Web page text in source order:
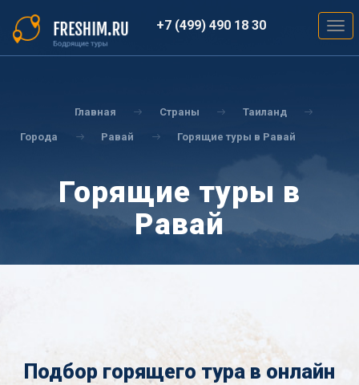
основному
содержанию
+7 (499) 490 18 30
Главная Страны Таиланд
Города Равай Горящие туры в Равай
Горящие туры в
Равай
Подбор горящего тура в онлайн